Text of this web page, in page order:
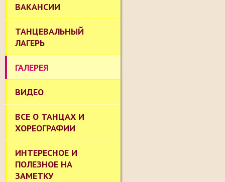
ВАКАНСИИ
ТАНЦЕВАЛЬНЫЙ
ЛАГЕРЬ
ГАЛЕРЕЯ
ВИДЕО
ВСЕ О ТАНЦАХ И
ХОРЕОГРАФИИ
ИНТЕРЕСНОЕ И
ПОЛЕЗНОЕ НА
ЗАМЕТКУ